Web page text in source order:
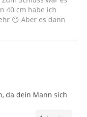
40 cm habe ich
😶 Aber es dann
da dein Mann sich